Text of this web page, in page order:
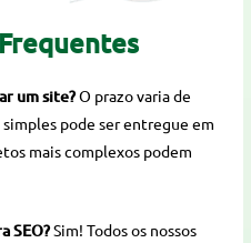
um site?O prazo varia de
pode ser entregue em
mais complexos podem
SEO?Sim! Todos os nossos